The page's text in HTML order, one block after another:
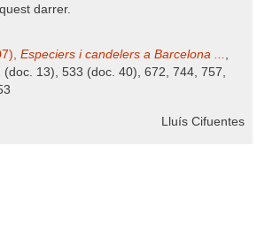
darrer.
Especiers i candelers a Barcelona ... ,
(doc. 13), 533 (doc. 40), 672, 744, 757,
Lluís Cifuentes